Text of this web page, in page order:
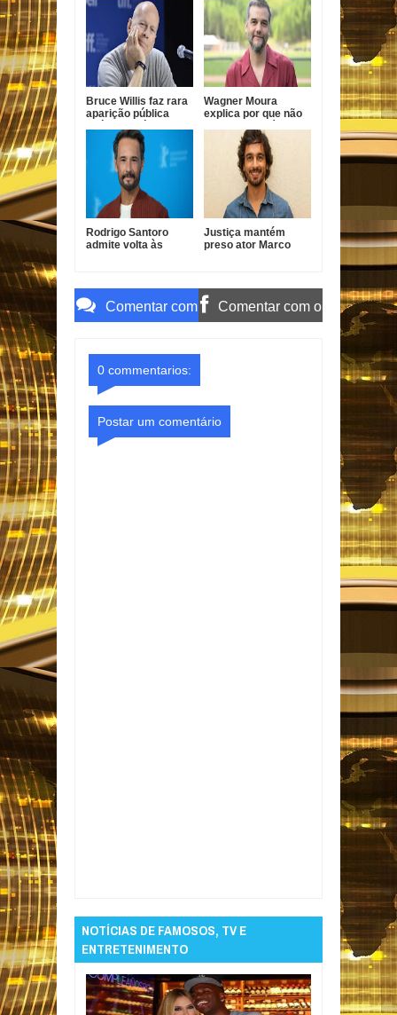
da Mata, Roupa Nova
e Fábio Jr.
com namorada após
prisão por estupro
de vulnerável
Bruce Willis faz rara
aparição pública
demência
Wagner Moura
explica por que não
20 anos
Rodrigo Santoro
admite volta às
Justiça mantém
preso ator Marco
Comentar com Comentar com o
0 commentarios:
Postar um comentário
NOTÍCIAS DE FAMOSOS, TV E
ENTRETENIMENTO